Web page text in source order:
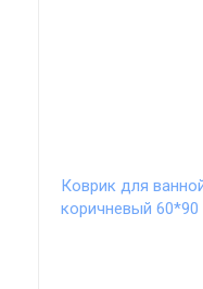
Коврик для
коричневый 60*90